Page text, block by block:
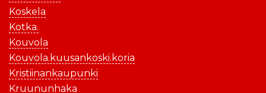
Koskela
Kotka.
Kouvola
Kouvola.kuusankoski.koria
Kristiinankaupunki
Kruununhaka